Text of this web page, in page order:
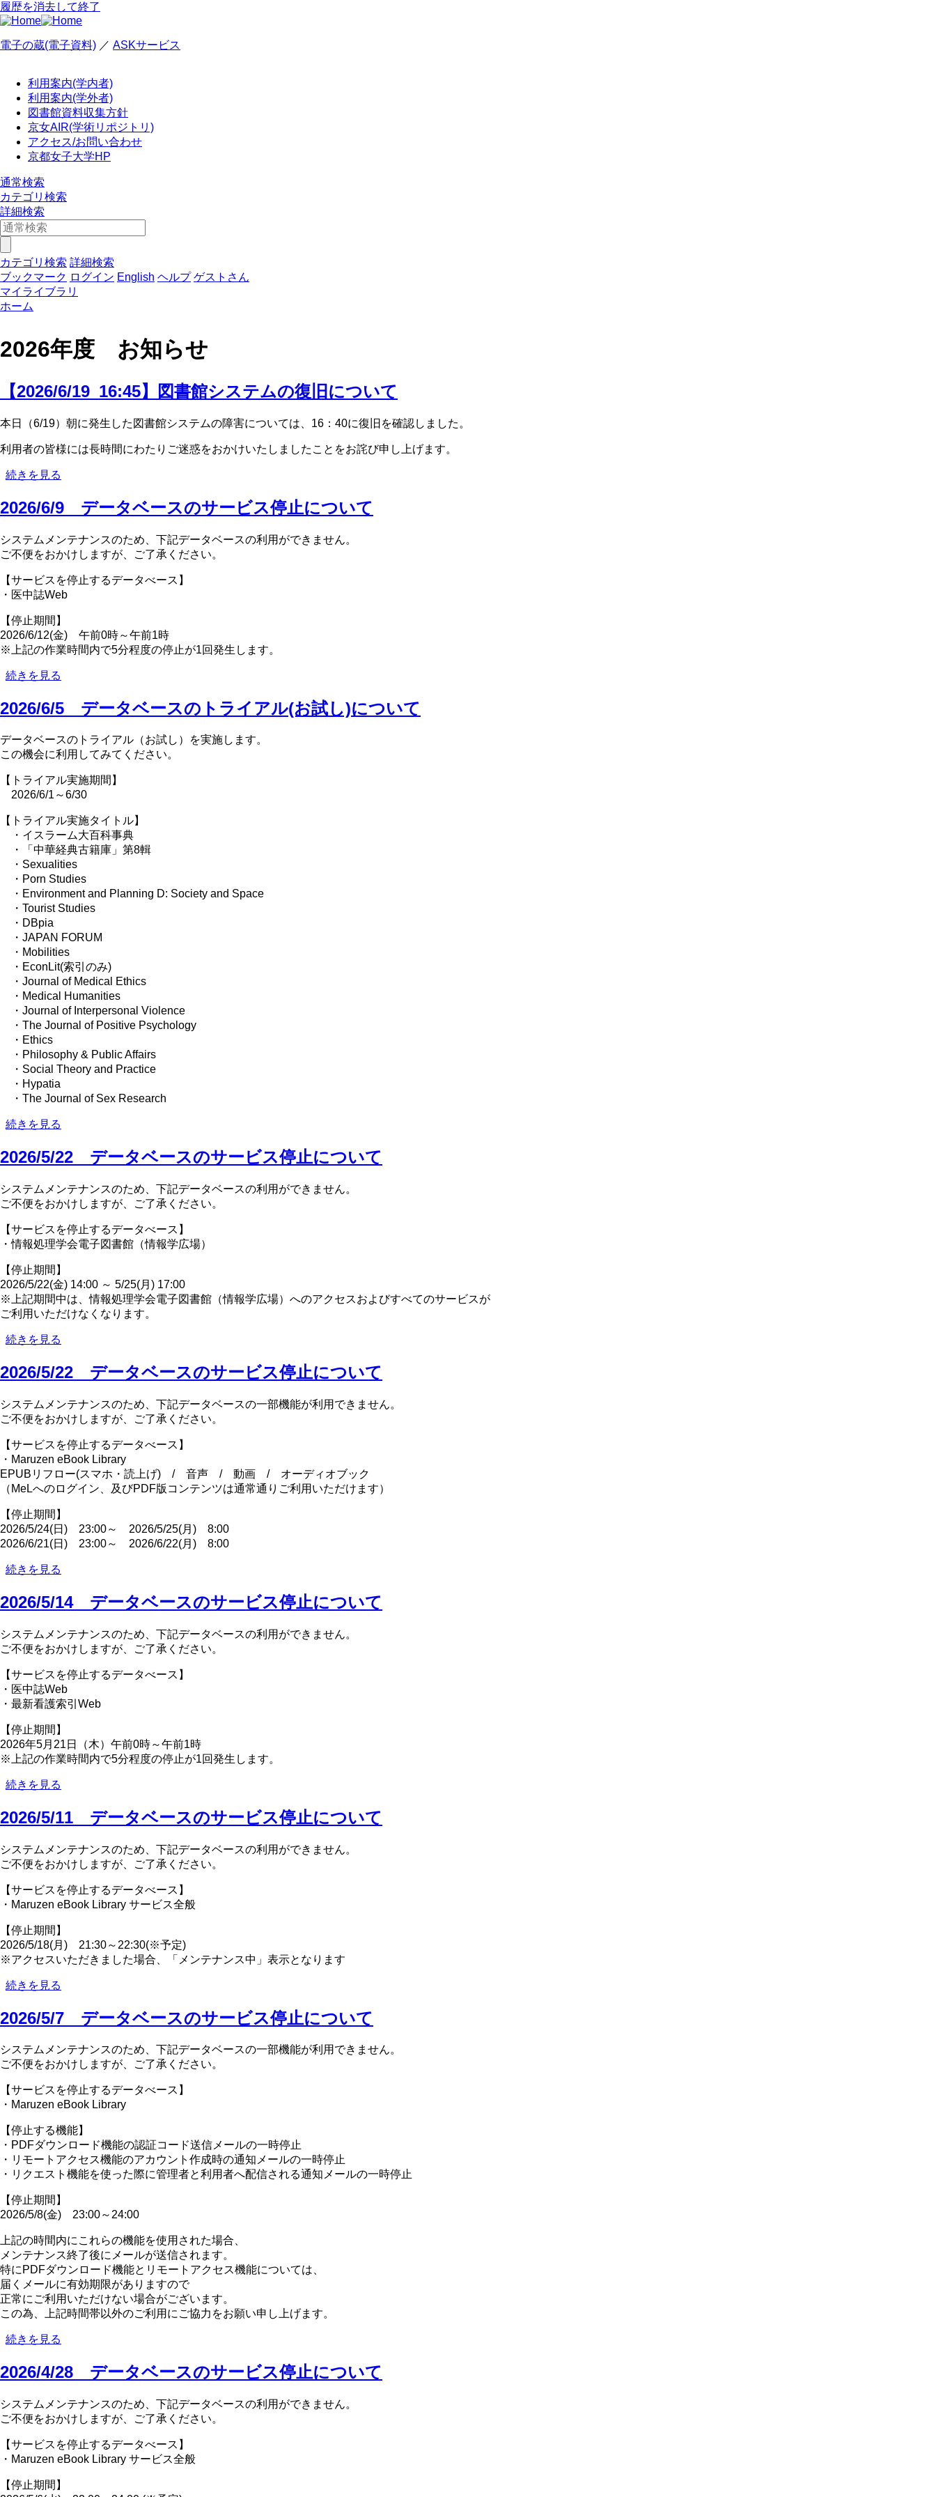
履歴を消去して終了
電子の蔵(電子資料) ／ ASKサービス
利用案内(学内者)
利用案内(学外者)
図書館資料収集方針
京女AIR(学術リポジトリ)
アクセス/お問い合わせ
京都女子大学HP
通常検索
カテゴリ検索
詳細検索
カテゴリ検索 詳細検索
ブックマーク ログイン English ヘルプ ゲストさん
マイライブラリ
ホーム
2026年度 お知らせ
【2026/6/19_16:45】図書館システムの復旧について
本日（6/19）朝に発生した図書館システムの障害については、16：40に復旧を確認しました。
利用者の皆様には長時間にわたりご迷惑をおかけいたしましたことをお詫び申し上げます。
【2026/6/19_16:45】
書
館
ス
テ
ム
の
旧
に
つ
て
続きを見る
2026/6/9 データベースのサービス停止について
システムメンテナンスのため、下記データベースの利用ができません。
ご不便をおかけしますが、ご了承ください。
【サービスを停止するデータべース】
・医中誌Web
【停止期間】
2026/6/12(金) 午前0時～午前1時
※上記の作業時間内で5分程度の停止が1回発生します。
2026/6/9
ー
タ
ス
の
サ
ビ
ス
停
止
に
つ
い
て
の
続きを見る
2026/6/5 データベースのトライアル(お試し)について
データベースのトライアル（お試し）を実施します。
この機会に利用してみてください。
【トライアル実施期間】
2026/6/1～6/30
【トライアル実施タイトル】
・イスラーム大百科事典
・「中華経典古籍庫」第8輯
・Sexualities
・Porn Studies
・Environment and Planning D: Society and Space
・Tourist Studies
・DBpia
・JAPAN FORUM
・Mobilities
・EconLit(索引のみ)
・Journal of Medical Ethics
・Medical Humanities
・Journal of Interpersonal Violence
・The Journal of Positive Psychology
・Ethics
・Philosophy & Public Affairs
・Social Theory and Practice
・Hypatia
・The Journal of Sex Research
2026/6/5
ー
タ
ー
ス
の
ト
ラ
イ
ア
ル
(お
し)
つ
て
の
続きを見る
2026/5/22 データベースのサービス停止について
システムメンテナンスのため、下記データベースの利用ができません。
ご不便をおかけしますが、ご了承ください。
【サービスを停止するデータべース】
・情報処理学会電子図書館（情報学広場）
【停止期間】
2026/5/22(金) 14:00 ～ 5/25(月) 17:00
※上記期間中は、情報処理学会電子図書館（情報学広場）へのアクセスおよびすべてのサービスが
ご利用いただけなくなります。
2026/5/22
ー
タ
ー
ス
の
サ
ー
ビ
ス
停
止
に
い
の
続きを見る
2026/5/22 データベースのサービス停止について
システムメンテナンスのため、下記データベースの一部機能が利用できません。
ご不便をおかけしますが、ご了承ください。
【サービスを停止するデータべース】
・Maruzen eBook Library
EPUBリフロー(スマホ・読上げ) / 音声 / 動画 / オーディオブック
（MeLへのログイン、及びPDF版コンテンツは通常通りご利用いただけます）
【停止期間】
2026/5/24(日) 23:00～ 2026/5/25(月) 8:00
2026/6/21(日) 23:00～ 2026/6/22(月) 8:00
2026/5/22
ー
タ
ー
ス
の
サ
ー
ス
停
止
つ
て
続きを見る
2026/5/14 データベースのサービス停止について
システムメンテナンスのため、下記データベースの利用ができません。
ご不便をおかけしますが、ご了承ください。
【サービスを停止するデータべース】
・医中誌Web
・最新看護索引Web
【停止期間】
2026年5月21日（木）午前0時～午前1時
※上記の作業時間内で5分程度の停止が1回発生します。
2026/5/14
ー
タ
ー
ス
の
サ
ビ
ス
停
に
い
の
続きを見る
2026/5/11 データベースのサービス停止について
システムメンテナンスのため、下記データベースの利用ができません。
ご不便をおかけしますが、ご了承ください。
【サービスを停止するデータべース】
・Maruzen eBook Library サービス全般
【停止期間】
2026/5/18(月) 21:30～22:30(※予定)
※アクセスいただきました場合、「メンテナンス中」表示となります
2026/5/11
ー
タ
ー
ス
の
サ
ビ
ス
停
止
つ
い
の
続きを見る
2026/5/7 データベースのサービス停止について
システムメンテナンスのため、下記データベースの一部機能が利用できません。
ご不便をおかけしますが、ご了承ください。
【サービスを停止するデータべース】
・Maruzen eBook Library
【停止する機能】
・PDFダウンロード機能の認証コード送信メールの一時停止
・リモートアクセス機能のアカウント作成時の通知メールの一時停止
・リクエスト機能を使った際に管理者と利用者へ配信される通知メールの一時停止
【停止期間】
2026/5/8(金) 23:00～24:00
上記の時間内にこれらの機能を使用された場合、
メンテナンス終了後にメールが送信されます。
特にPDFダウンロード機能とリモートアクセス機能については、
届くメールに有効期限がありますので
正常にご利用いただけない場合がございます。
この為、上記時間帯以外のご利用にご協力をお願い申し上げます。
2026/5/7
ー
タ
ー
ス
の
サ
ビ
続きを見る
2026/4/28 データベースのサービス停止について
システムメンテナンスのため、下記データベースの利用ができません。
ご不便をおかけしますが、ご了承ください。
【サービスを停止するデータべース】
・Maruzen eBook Library サービス全般
【停止期間】